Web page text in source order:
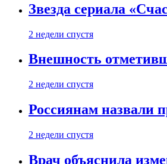
Звезда сериала
2 недели спустя
Внешность
2 недели спустя
Россиянам назвали
2 недели спустя
Врач объяснила